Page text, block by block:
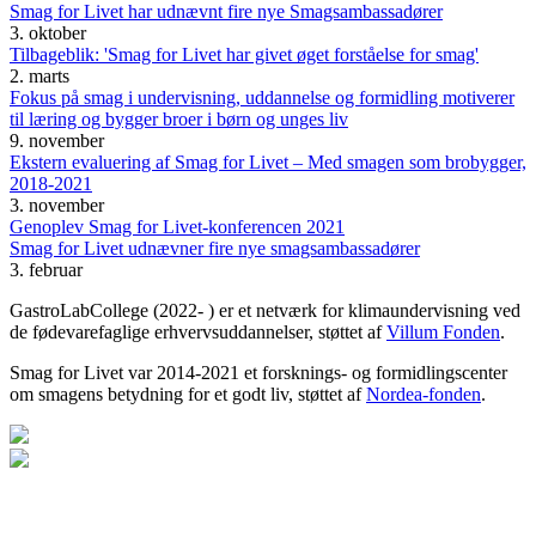
Smag for Livet har udnævnt fire nye Smagsambassadører
3. oktober
Tilbageblik: 'Smag for Livet har givet øget forståelse for smag'
2. marts
Fokus på smag i undervisning, uddannelse og formidling motiverer
til læring og bygger broer i børn og unges liv
9. november
Ekstern evaluering af Smag for Livet – Med smagen som brobygger,
2018-2021
3. november
Genoplev Smag for Livet-konferencen 2021
Smag for Livet udnævner fire nye smagsambassadører
3. februar
GastroLabCollege (2022- ) er et netværk for klimaundervisning ved
de fødevarefaglige erhvervsuddannelser, støttet afVillum Fonden.
Smag for Livet var 2014-2021 et forsknings- og formidlingscenter
om smagens betydning for et godt liv, støttet afNordea-fonden.